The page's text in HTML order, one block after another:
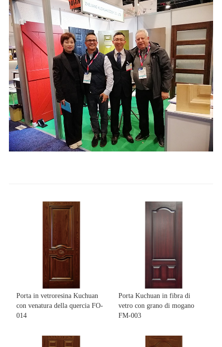
Porta in vetroresina Kuchuan
con venatura della quercia FO-
014
Porta Kuchuan in fibra di
vetro con grano di mogano
FM-003